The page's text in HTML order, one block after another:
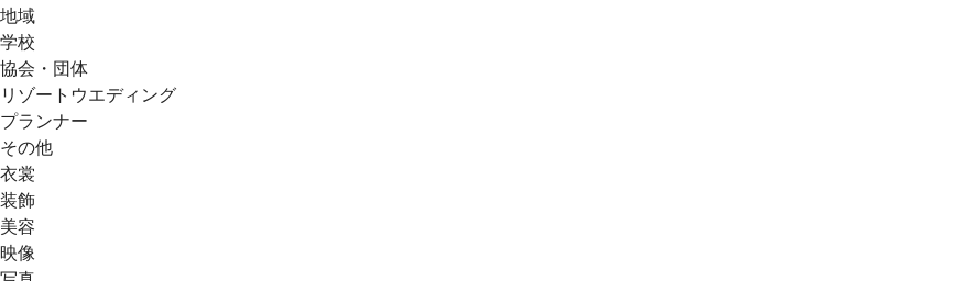
地域
学校
協会・団体
リゾートウエディング
プランナー
その他
衣裳
装飾
美容
映像